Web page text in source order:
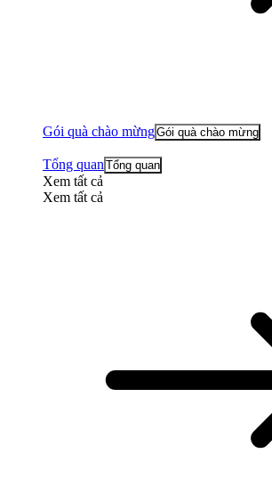
Gói quà chào mừngGói quà chào mừng
Tổng quan Tổng quan
Xem tất cả
Xem tất cả